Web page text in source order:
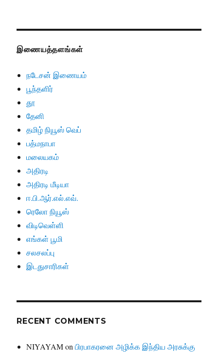
இணையத்தளங்கள்
நடேசன் இணையம்
பூந்தளிர்
தூ
தேனி
தமிழ் நியூஸ் வெப்
பத்மநாபா
மலையகம்
அதிரடி
அதிரடி மீடியா
ஈ.பி.ஆர்.எல்.எவ்.
ரெலோ நியூஸ்
விடிவெள்ளி
எங்கள் பூமி
சலசலப்பு
இடதுசாரிகள்
RECENT COMMENTS
NIYAYAMonபிரபாகரனை அழிக்க இந்திய அரசுக்கு